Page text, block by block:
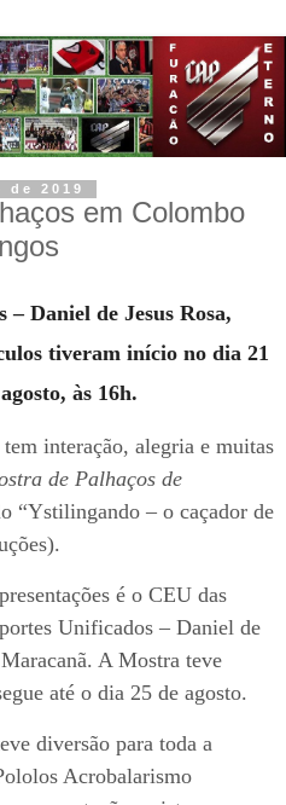
2019
em Colombo
– Daniel de Jesus Rosa,
tiveram início no dia 21
às 16h.
interação, alegria e muitas
de Palhaços de
“Ystilingando – o caçador de
é o CEU das
Unificados – Daniel de
A Mostra teve
até o dia 25 de agosto.
diversão para toda a
Acrobalarismo